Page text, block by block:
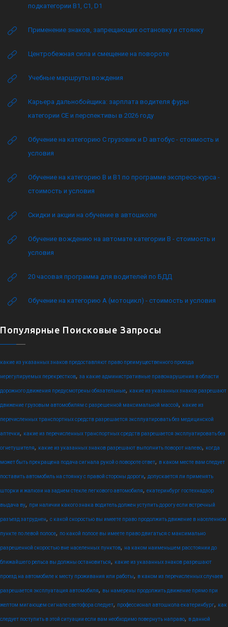
подкатегории B1, C1, D1
Применение знаков, запрещающих остановку и стоянку
Центробежная сила и смещение на повороте
Учебные маршруты вождения
Карьера дальнобойщика: зарплата водителя фуры
категории CE и перспективы в 2026 году
Обучение на категорию C грузовик и D автобус - стоимость и
условия
Обучение на категорию B и B1 по программе экспресс-курса -
стоимость и условия
Скидки и акции на обучение в автошколе
Обучение вождению на автомате категории B - стоимость и
условия
20 часовая программа для водителей по БДД
Обучение на категорию А (мотоцикл) - стоимость и условия
Популярные Поисковые Запросы
какие из указанных знаков предоставляют право преимущественного проезда
нерегулируемых перекрестков, за какие административные правонарушения в области
дорожного движения предусмотрены обязательные, какие из указанных знаков разрешают
движение грузовым автомобилям с разрешенной максимальной массой, какие из
перечисленных транспортных средств разрешается эксплуатировать без медицинской
аптечки, какие из перечисленных транспортных средств разрешается эксплуатировать без
огнетушителя, какие из указанных знаков разрешают выполнить поворот налево, когда
может быть прекращена подача сигнала рукой о повороте ответ, в каком месте вам следует
поставить автомобиль на стоянку с правой стороны дороги, допускается ли применять
шторки и жалюзи на заднем стекле легкового автомобиля, екатеринбург гостехнадзор
выдача ву, при наличии какого знака водитель должен уступить дорогу если встречный
разъезд затруднен, с какой скоростью вы имеете право продолжить движение в населенном
пункте по левой полосе, по какой полосе вы имеете право двигаться с максимально
разрешенной скоростью вне населенных пунктов, на каком наименьшем расстоянии до
ближайшего рельса вы должны остановиться, какие из указанных знаков разрешают
проезд на автомобиле к месту проживания или работы, в каком из перечисленных случаев
разрешается эксплуатация автомобиля, вы намерены продолжить движение прямо при
желтом мигающем сигнале светофора следует, профессионал автошкола екатеринбург, как
следует поступить в этой ситуации если вам необходимо повернуть направо, в данной